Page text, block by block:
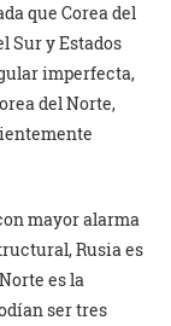
que Corea del
Sur y Estados
imperfecta,
del Norte,
mayor alarma
Rusia es
es la
ser tres